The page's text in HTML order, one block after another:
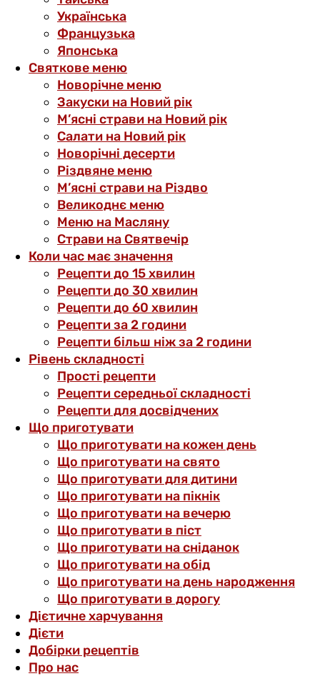
Українська
Французька
Японська
Святкове меню
Новорічне меню
Закуски на Новий рік
М’ясні страви на Новий рік
Салати на Новий рік
Новорічні десерти
Різдвяне меню
М’ясні страви на Різдво
Великоднє меню
Меню на Масляну
Страви на Святвечір
Коли час має значення
Рецепти до 15 хвилин
Рецепти до 30 хвилин
Рецепти до 60 хвилин
Рецепти за 2 години
Рецепти більш ніж за 2 години
Рівень складності
Прості рецепти
Рецепти середньої складності
Рецепти для досвідчених
Що приготувати
Що приготувати на кожен день
Що приготувати на свято
Що приготувати для дитини
Що приготувати на пікнік
Що приготувати на вечерю
Що приготувати в піст
Що приготувати на сніданок
Що приготувати на обід
Що приготувати на день народження
Що приготувати в дорогу
Дієтичне харчування
Дієти
Добірки рецептів
Про нас